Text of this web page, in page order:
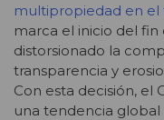
multipropiedad en
marca el inicio del
distorsionado la
transparencia y
Con esta decisión, el
una tendencia